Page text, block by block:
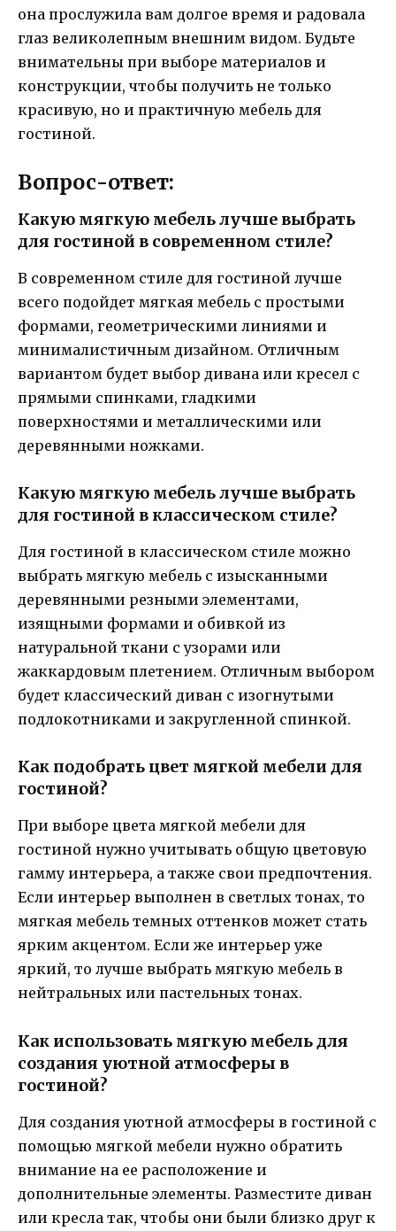
она прослужила вам долгое время и радовала
глаз великолепным внешним видом. Будьте
внимательны при выборе материалов и
конструкции, чтобы получить не только
красивую, но и практичную мебель для
гостиной.
Вопрос-ответ:
Какую мягкую мебель лучше выбрать
для гостиной в современном стиле?
В современном стиле для гостиной лучше
всего подойдет мягкая мебель с простыми
формами, геометрическими линиями и
минималистичным дизайном. Отличным
вариантом будет выбор дивана или кресел с
прямыми спинками, гладкими
поверхностями и металлическими или
деревянными ножками.
Какую мягкую мебель лучше выбрать
для гостиной в классическом стиле?
Для гостиной в классическом стиле можно
выбрать мягкую мебель с изысканными
деревянными резными элементами,
изящными формами и обивкой из
натуральной ткани с узорами или
жаккардовым плетением. Отличным выбором
будет классический диван с изогнутыми
подлокотниками и закругленной спинкой.
Как подобрать цвет мягкой мебели для
гостиной?
При выборе цвета мягкой мебели для
гостиной нужно учитывать общую цветовую
гамму интерьера, а также свои предпочтения.
Если интерьер выполнен в светлых тонах, то
мягкая мебель темных оттенков может стать
ярким акцентом. Если же интерьер уже
яркий, то лучше выбрать мягкую мебель в
нейтральных или пастельных тонах.
Как использовать мягкую мебель для
создания уютной атмосферы в
гостиной?
Для создания уютной атмосферы в гостиной с
помощью мягкой мебели нужно обратить
внимание на ее расположение и
дополнительные элементы. Разместите диван
или кресла так, чтобы они были близко друг к